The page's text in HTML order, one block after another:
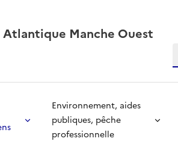
Manche Ouest
Environnement, aides
publiques, pêche
professionnelle